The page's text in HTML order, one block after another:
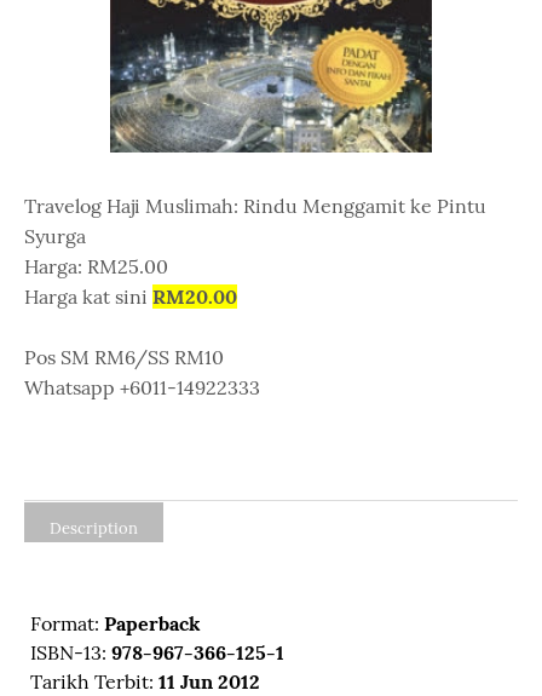
Travelog Haji Muslimah: Rindu Menggamit ke Pintu
Syurga
Harga: RM25.00
Harga kat sini RM20.00
Pos SM RM6/SS RM10
Whatsapp +6011-14922333
Description
Format: Paperback
ISBN-13: 978-967-366-125-1
Tarikh Terbit: 11 Jun 2012